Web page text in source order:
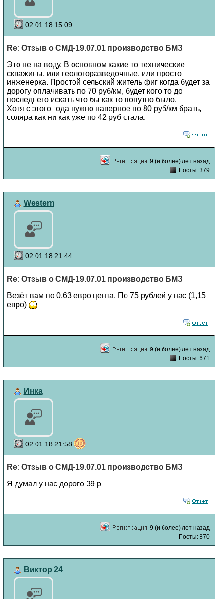
02.01.18 15:09
Re: Отзыв о СМД-19.07.01 производство БМЗ
Это не на воду. В основном какие то технические
скважины, или геологоразведочные, или просто
инженерка. Простой сельский житель фиг когда будет за
дорогу оплачивать по 70 руб/км, будет кого то до
последнего искать что бы как то попутно было.
Хотя с этого года нужно наверное по 80 руб/км брать,
соляра как ни как уже по 42 руб стала.
9 (и более) лет назад
Посты: 379
Western
02.01.18 21:44
Re: Отзыв о СМД-19.07.01 производство БМЗ
Везёт вам по 0,63 евро цента. По 75 рублей у нас (1,15
евро)
9 (и более) лет назад
Посты: 671
Инка
02.01.18 21:58
Re: Отзыв о СМД-19.07.01 производство БМЗ
Я думал у нас дорого 39 р
9 (и более) лет назад
Посты: 870
Виктор 24